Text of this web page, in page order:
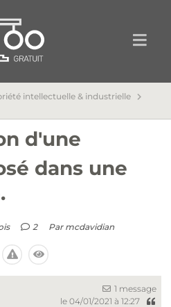
intellectuelle & industrielle
d'une
dans une
2 Par mcdavidian
1 message
le 04/01/2021 à 12:27